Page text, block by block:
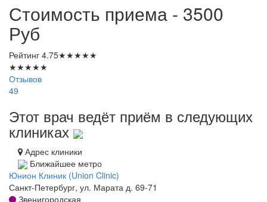
Стоимость приема - 3500
Руб
Рейтинг 4.75★★★★★
★★★★★
Отзывов
49
Этот врач ведёт приём в следующих
клиниках
Адрес клиники
Ближайшее метро
Юнион Клиник (Union Clinic)
Санкт-Петербург, ул. Марата д. 69-71
Звенигородская